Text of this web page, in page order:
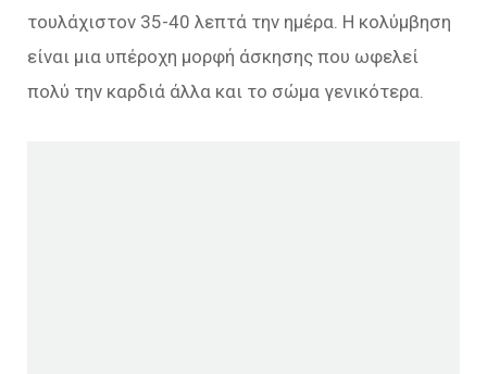
τουλάχιστον 35-40 λεπτά την ημέρα. Η κολύμβηση
είναι μια υπέροχη μορφή άσκησης που ωφελεί
πολύ την καρδιά άλλα και το σώμα γενικότερα.